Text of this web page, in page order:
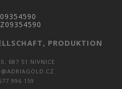
09354590
PRODUKTION
687 51 NIVNICE
996 159